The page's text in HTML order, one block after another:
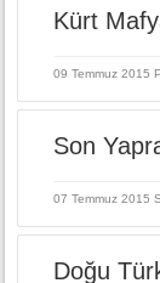
Kürt
09 Temmuz 2015
Son
07 Temmuz 2015
Doğu